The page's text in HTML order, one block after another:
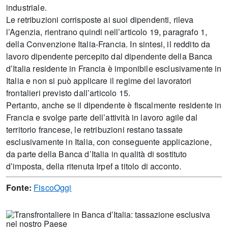
industriale.
Le retribuzioni corrisposte ai suoi dipendenti, rileva
l’Agenzia, rientrano quindi nell’articolo 19, paragrafo 1,
della Convenzione Italia-Francia. In sintesi, il reddito da
lavoro dipendente percepito dal dipendente della Banca
d’Italia residente in Francia è imponibile esclusivamente in
Italia e non si può applicare il regime dei lavoratori
frontalieri previsto dall’articolo 15.
Pertanto, anche se il dipendente è fiscalmente residente in
Francia e svolge parte dell’attività in lavoro agile dal
territorio francese, le retribuzioni restano tassate
esclusivamente in Italia, con conseguente applicazione,
da parte della Banca d’Italia in qualità di sostituto
d’imposta, della ritenuta Irpef a titolo di acconto.
Fonte: FiscoOggi